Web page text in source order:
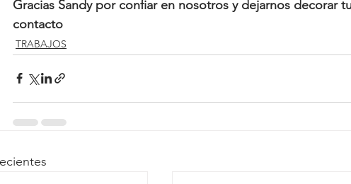
Gracias Sandy por confiar en nosotros y dejarnos decorar
contacto
TRABAJOS